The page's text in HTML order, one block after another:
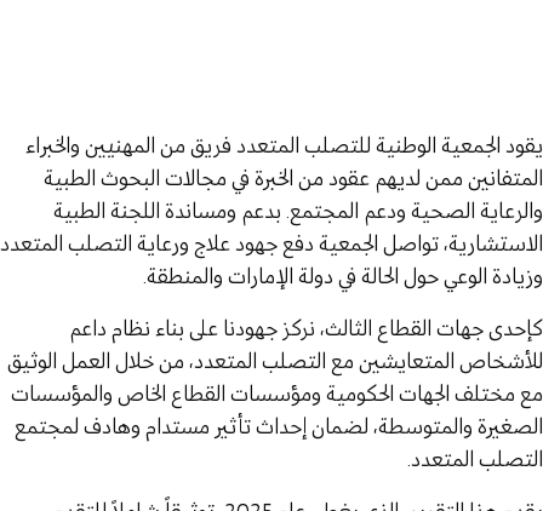
يقود الجمعية الوطنية للتصلب المتعدد فريق من المهنيين والخبراء
المتفانين ممن لديهم عقود من الخبرة في مجالات البحوث الطبية
والرعاية الصحية ودعم المجتمع. بدعم ومساندة اللجنة الطبية
الاستشارية، تواصل الجمعية دفع جهود علاج ورعاية التصلب المتعدد
وزيادة الوعي حول الحالة في دولة الإمارات والمنطقة.
كإحدى جهات القطاع الثالث، نركز جهودنا على بناء نظام داعم
للأشخاص المتعايشين مع التصلب المتعدد، من خلال العمل الوثيق
مع مختلف الجهات الحكومية ومؤسسات القطاع الخاص والمؤسسات
الصغيرة والمتوسطة، لضمان إحداث تأثير مستدام وهادف لمجتمع
التصلب المتعدد.